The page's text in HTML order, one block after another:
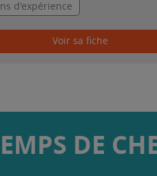
d'expérience
Voir sa fiche
DE